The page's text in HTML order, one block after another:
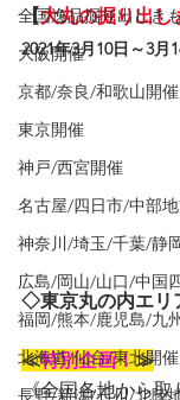
全国逸品掘り出しき
大阪開催
京都/奈良/和歌山開催
東京開催
神戸/西宮開催
名古屋/四日市/中部
神奈川/埼玉/千葉/静
広島/岡山/山口/中国
福岡/熊本/鹿児島/九
北海道/仙台/東北開催
長野/新潟/石川/北陸
【大丸の掘り出し
2021年3月10日～3月
◇東京丸の内エ
≪特別企画！≫
《全国各地から取